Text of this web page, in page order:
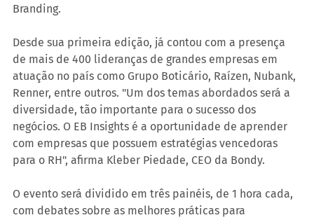
Branding.
Desde sua primeira edição, já contou com a presença
de mais de 400 lideranças de grandes empresas em
atuação no país como Grupo Boticário, Raízen, Nubank,
Renner, entre outros. "Um dos temas abordados será a
diversidade, tão importante para o sucesso dos
negócios. O EB Insights é a oportunidade de aprender
com empresas que possuem estratégias vencedoras
para o RH", afirma Kleber Piedade, CEO da Bondy.
O evento será dividido em três painéis, de 1 hora cada,
com debates sobre as melhores práticas para